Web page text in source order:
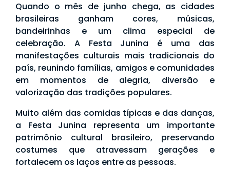
Quando o mês de junho chega, as cidades
brasileiras ganham cores, músicas,
bandeirinhas e um clima especial de
celebração. A Festa Junina é uma das
manifestações culturais mais tradicionais do
país, reunindo famílias, amigos e comunidades
em momentos de alegria, diversão e
valorização das tradições populares.
Muito além das comidas típicas e das danças,
a Festa Junina representa um importante
patrimônio cultural brasileiro, preservando
costumes que atravessam gerações e
fortalecem os laços entre as pessoas.